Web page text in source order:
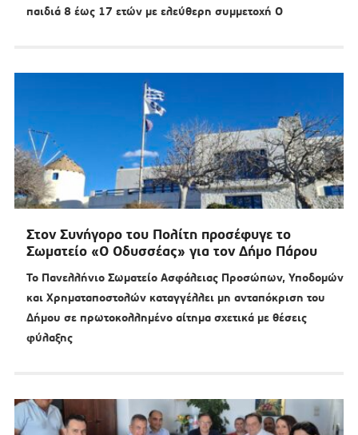
παιδιά 8 έως 17 ετών με ελεύθερη συμμετοχή Ο
Στον Συνήγορο του Πολίτη προσέφυγε το
Σωματείο «Ο Οδυσσέας» για τον Δήμο Πάρου
Το Πανελλήνιο Σωματείο Ασφάλειας Προσώπων, Υποδομών
και Χρηματαποστολών καταγγέλλει μη ανταπόκριση του
Δήμου σε πρωτοκολλημένο αίτημα σχετικά με θέσεις
φύλαξης